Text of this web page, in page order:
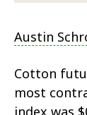
Πως θα
Πως θα
Πως θα
Πως θα
Πως θα
Πως θα
Austin
Cotton
most
index was